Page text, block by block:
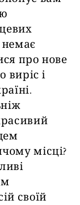
немає
про нове
виріс і
місці?
своїй